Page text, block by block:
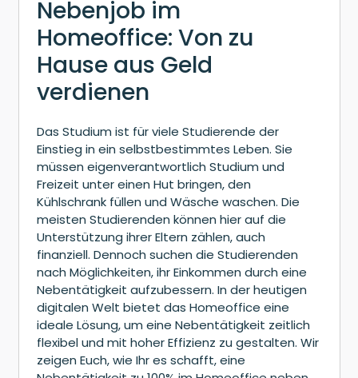
Nebenjob im
Homeoffice: Von zu
Hause aus Geld
verdienen
Das Studium ist für viele Studierende der
Einstieg in ein selbstbestimmtes Leben. Sie
müssen eigenverantwortlich Studium und
Freizeit unter einen Hut bringen, den
Kühlschrank füllen und Wäsche waschen. Die
meisten Studierenden können hier auf die
Unterstützung ihrer Eltern zählen, auch
finanziell. Dennoch suchen die Studierenden
nach Möglichkeiten, ihr Einkommen durch eine
Nebentätigkeit aufzubessern. In der heutigen
digitalen Welt bietet das Homeoffice eine
ideale Lösung, um eine Nebentätigkeit zeitlich
flexibel und mit hoher Effizienz zu gestalten. Wir
zeigen Euch, wie Ihr es schafft, eine